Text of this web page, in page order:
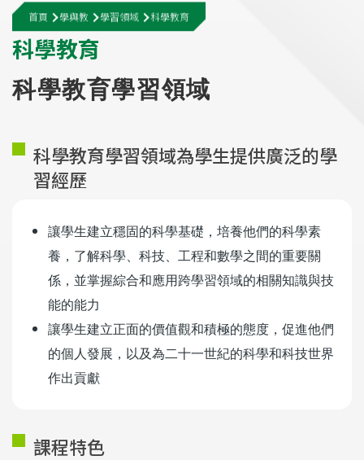
導
航
連
結
首頁 學與教 學習領域 科學教育
科學教育
科學教育學習領域
科學教育學習領域為學生提供廣泛的學
習經歷
讓學生建立穩固的科學基礎，培養他們的科學素
養，了解科學、科技、工程和數學之間的重要關
係，並掌握綜合和應用跨學習領域的相關知識與技
能的能力
讓學生建立正面的價值觀和積極的態度，促進他們
的個人發展，以及為二十一世紀的科學和科技世界
作出貢獻
課程特色